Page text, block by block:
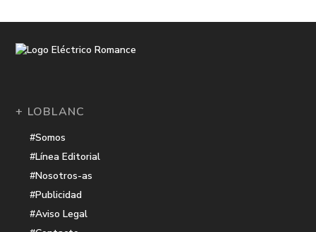
+ LOBLANC
#Somos
#Línea Editorial
#Nosotros-as
#Publicidad
#Aviso Legal